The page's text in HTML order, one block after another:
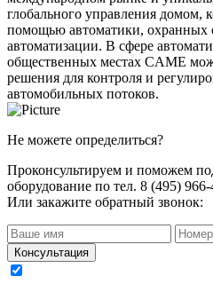
глобального управления домом,
помощью автоматики, охранных
автоматизации. В сфере
общественных местах CAME
решения для контроля и
автомобильных потоков.
Не можете определиться?
Проконсультируем и поможем
оборудование по тел. 8 (495) 966-
Или закажите обратный звонок: